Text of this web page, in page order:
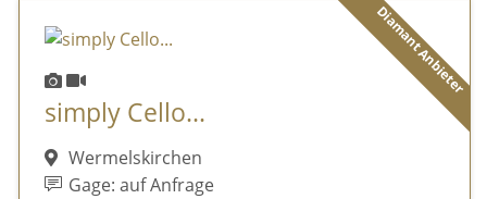
Diamant Anbieter
simply Cello...
Wermelskirchen
Gage: auf Anfrage